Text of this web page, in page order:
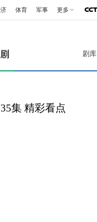
体育 军事 更多
剧库
集 精彩看点